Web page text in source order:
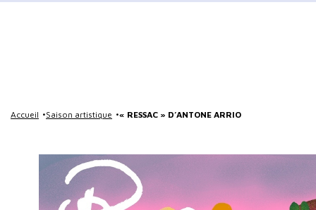
Accueil Saison artistique « RESSAC » D’ANTONE ARRIO